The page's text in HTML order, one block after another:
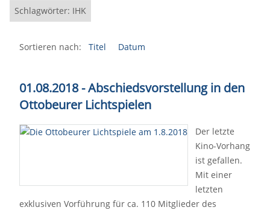
Schlagwörter: IHK
Sortieren nach: Titel Datum
01.08.2018 - Abschiedsvorstellung in den
Ottobeurer Lichtspielen
Der letzte
Kino-Vorhang
ist gefallen.
Mit einer
letzten
exklusiven Vorführung für ca. 110 Mitglieder des